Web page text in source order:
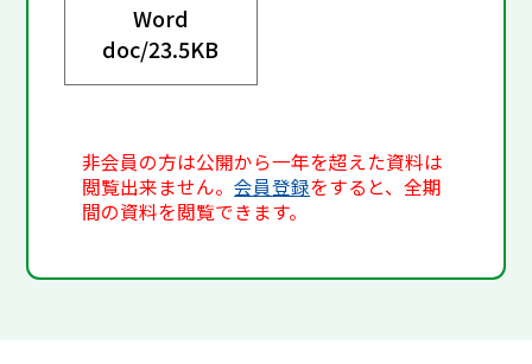
Word
doc/23.5KB
非会員の方は公開から一年を超えた資料は
閲覧出来ません。会員登録をすると、全期
間の資料を閲覧できます。